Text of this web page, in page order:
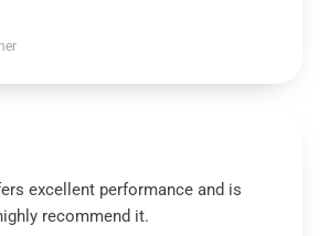
excellent performance and is
recommend it.